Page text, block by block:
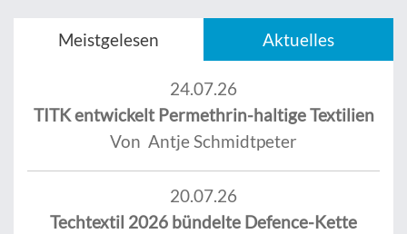
Meistgelesen Aktuelles
24.07.26
TITK entwickelt Permethrin-haltige Textilien
Von Antje Schmidtpeter
20.07.26
Techtextil 2026 bündelte Defence-Kette